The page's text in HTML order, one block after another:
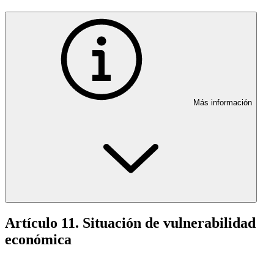
Más información
Artículo 11. Situación de vulnerabilidad
económica